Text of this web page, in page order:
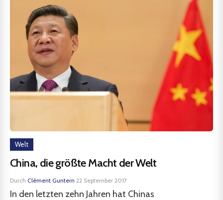
Welt
China, die größte Macht der Welt
Durch Clément Guntern·22 September 2017
In den letzten zehn Jahren hat Chinas